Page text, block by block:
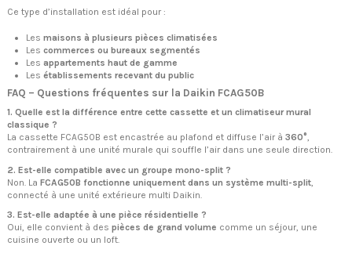
Ce type d’installation est idéal pour :
Les maisons à plusieurs pièces climatisées
Les commerces ou bureaux segmentés
Les appartements haut de gamme
Les établissements recevant du public
FAQ – Questions fréquentes sur la Daikin FCAG50B
1. Quelle est la différence entre cette cassette et un climatiseur mural
classique ?
La cassette FCAG50B est encastrée au plafond et diffuse l’air à 360°,
contrairement à une unité murale qui souffle l’air dans une seule direction.
2. Est-elle compatible avec un groupe mono-split ?
Non. La FCAG50B fonctionne uniquement dans un système multi-split
connecté à une unité extérieure multi Daikin.
3. Est-elle adaptée à une pièce résidentielle ?
Oui, elle convient à des pièces de grand volume comme un séjour, une
cuisine ouverte ou un loft.